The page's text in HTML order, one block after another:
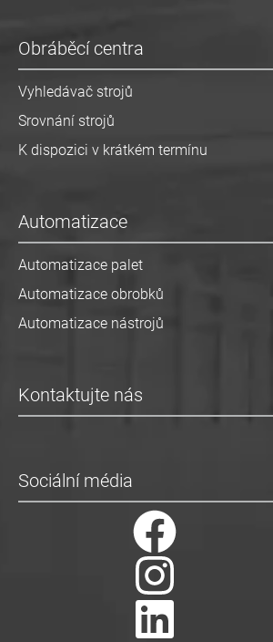
Obráběcí centra
Vyhledávač strojů
Srovnání strojů
K dispozici v krátkém termínu
Automatizace
Automatizace palet
Automatizace obrobků
Automatizace nástrojů
Kontaktujte nás
Sociální média